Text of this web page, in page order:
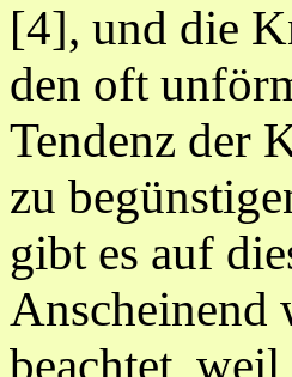
[4], und die
den oft
Tendenz der
zu
gibt es auf
Anscheinend
beachtet,